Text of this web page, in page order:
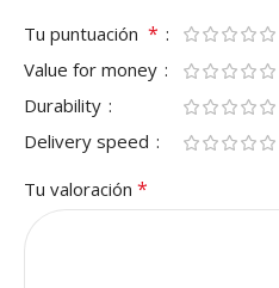
Tu puntuación *
Value for money
Durability
Delivery speed
Tu valoración *